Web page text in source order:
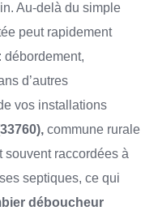
Au-delà du simple
peut rapidement
débordement,
d’autres
vos installations
commune rurale
souvent raccordées à
septiques, ce qui
déboucheur